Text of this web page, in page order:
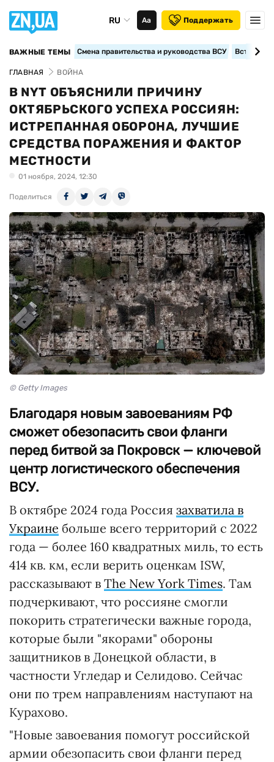
RU Аа Поддержать
ВАЖНЫЕ ТЕМЫ Смена правительства и руководства ВСУ
ГЛАВНАЯ ВОЙНА
В NYT ОБЪЯСНИЛИ ПРИЧИНУ
ОКТЯБРЬСКОГО УСПЕХА РОССИЯН:
ИСТРЕПАННАЯ ОБОРОНА, ЛУЧШИЕ
СРЕДСТВА ПОРАЖЕНИЯ И ФАКТОР
МЕСТНОСТИ
01 ноября, 2024, 12:30
Поделиться
© Getty Images
Благодаря новым завоеваниям РФ
сможет обезопасить свои фланги
перед битвой за Покровск — ключевой
центр логистического обеспечения
ВСУ.
В октябре 2024 года Россия захватила в
Украине больше всего территорий с 2022
года — более 160 квадратных миль, то есть
414 кв. км, если верить оценкам ISW,
рассказывают в The New York Times. Там
подчеркивают, что россияне смогли
покорить стратегически важные города,
которые были "якорами" обороны
защитников в Донецкой области, в
частности Угледар и Селидово. Сейчас
они по трем направлениям наступают на
Курахово.
"Новые завоевания помогут российской
армии обезопасить свои фланги перед